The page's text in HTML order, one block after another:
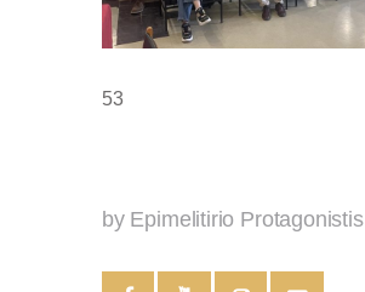
53
by Epimelitirio Protagonistis